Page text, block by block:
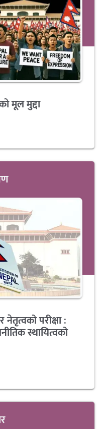
मूल मुद्दा
परीक्षा :
स्थायित्वको